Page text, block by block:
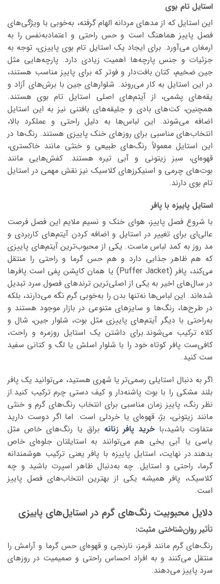
دارای
انواع
مختلفی
می
باشد.
گزینه
ها
ممکن
است
در
صفحه
محصول
انتخاب
شوند
استایل تام بوی
این استایل که از مدهای مردانه الهام گرفته، به‌خوبی با ویژگی‌های
فصل پاییز هماهنگ است و حس راحتی و اعتمادبه‌نفس را به
ارمغان می‌آورد. برای ایجاد یک استایل تام بوی پاییزی، توجه به
جزئیات و جنس پارچه‌ها اهمیت زیادی دارد. پارچه‌هایی مثل
جین ضخیم، کتان بافت‌دار و فوتر که برای پاییز مناسب هستند،
در این استایل به کار می‌روند. شلوارهای جین با برش‌های آزاد و
یقه‌های پشمی، از آیتم‌های اصلی استایل تام بوی هستند.
همچنین، کت‌های بادی و جلیقه‌های بافتنی نیز به این استایل
اضافه می‌شوند. این لباس‌ها به دلیل راحتی و عملکرد بالا،
انتخاب‌های مناسبی برای روزهای خنک پاییزی هستند. رنگ‌ها در
این استایل معمولاً رنگ‌های طبیعی و خنثی مانند خاکستری،
قهوه‌ای، سبز زیتونی و آبی تیره هستند. کفش‌هایی مانند
بوت‌های چرمی و اسنیکرزهای کلاسیک نیز نقش مهمی در استایل
تام بوی دارند.
استایل پاییزه با پافر
با شروع فصل پاییز، هوای خنک و نسیم ملایم این فصل فرصت
عالی‌ای برای تغییر در استایل و اضافه کردن آیتم‌های کاربردی و
مد روز به کمد لباس‌ ماست. یکی از محبوب‌ترین آیتم‌های پاییزی
که هم ظاهر جذابی دارد و هم حس گرما و راحتی را منتقل
می‌کند، پافر (Puffer Jacket) یا همان کاپشن پفی است.پافرها
در سال‌های اخیر به یکی از اصلی‌ترین ترندهای فصول سرد تبدیل
شده‌اند. این لباس‌ها نه‌تنها بدن را به‌خوبی گرم نگه می‌دارند، بلکه
در طرح‌ها، رنگ‌ها و سایزهای متنوعی در بازار موجود هستند و
به‌راحتی با دیگر آیتم‌های پاییزی مثل بوت، شلوار جین، شال و
کلاه ترکیب می‌شوند.برای داشتن یک استایل روزمره و راحت،
کافی‌ست پافر کوتاه خود را با شلوار اسلش یا لگ و کتانی سفید
ست کنید.
اگر به دنبال استایلی رسمی‌تر یا شهری هستید، می‌توانید یک پافر
بلند مشکی را با بوت پاشنه‌دار و کیف دستی چرم ترکیب کنید.از
نظر رنگ، پاییز زمان مناسبی برای انتخاب رنگ‌های گرم و خنثی
مانند زیتونی، بژ، قهوه‌ای یا خردلی است. اما اگر دوست دارید
متفاوت باشید،با خرید پافر زنانه براق یا رنگ‌های خاص مثل
یاسی یا آبی یخی هم می‌توانند به استایلتان جلوه‌ای خاص
بدهند.در نهایت، استایل پاییزه با پافر یعنی ترکیب هوشمندانه‌
گرما، راحتی و استایل. چه به‌دنبال ظاهر اسپرت باشید و چه
کلاسیک، پافر همیشه یکی از بهترین انتخاب‌های فصل پاییز
است.
دلایل محبوبیت رنگ‌های گرم در استایل‌های پاییزی
تأثیر روان‌شناختی مثبت:
رنگ‌های گرم مانند قرمز، نارنجی و قهوه‌ای حس گرما و آرامش را
منتقل می‌کنند و به افراد احساس راحتی و صمیمیت در روزهای
سرد پاییز می‌دهند.